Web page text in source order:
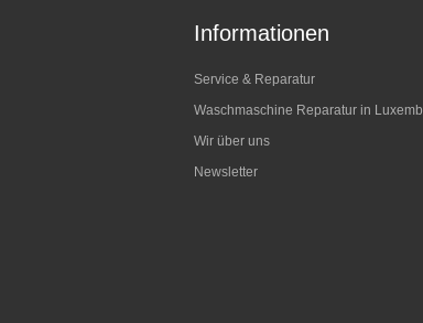
Informationen
Service & Reparatur
Waschmaschine Reparatur in
Wir über uns
Newsletter